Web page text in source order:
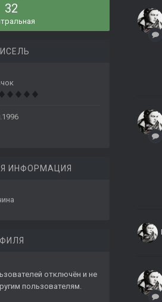
32
ИНФОРМАЦИЯ
отключён и не
пользователям.